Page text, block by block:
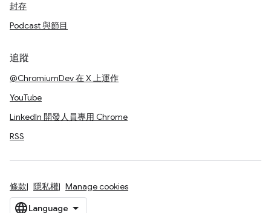
封存
Podcast 與節目
追蹤
@ChromiumDev 在 X 上運作
YouTube
LinkedIn 開發人員專用 Chrome
RSS
條款 隱私權 Manage cookies